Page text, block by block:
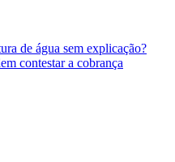
de água sem explicação?
contestar a cobrança